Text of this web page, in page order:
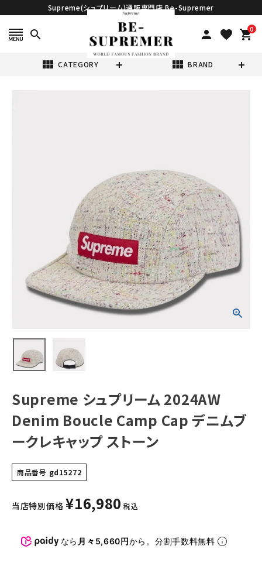
Supreme(シュプリーム)通販専門店 Be-Supremer
search person favorite 0
shopping_cart
view_module CATEGORY view_module BRAND
ムブークレキャッ
プ ストーン
NEW ITEMS
Tシャツ・ロングスリーブ
パーカー・トレーナー
キャップ・ハット
ニット帽・ビーニー
その他バッグ類
スニーカー・ブーツ
Supreme シュプリーム 2024AW
Denim Boucle Camp Cap デニムブ
ークレキャップ ストーン
商品番号 gd15272
当店特別価格 ¥16,980 税込
なら 月々5,660円から。分割手数料無料